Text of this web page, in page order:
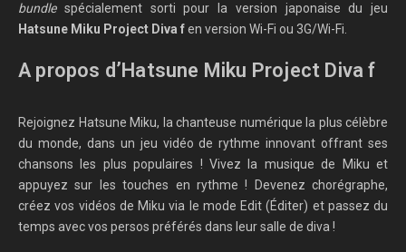
bundlespécialement sorti pour la version japonaise du jeu
Hatsune Miku Project Diva fen version Wi-Fi ou 3G/Wi-Fi.
A propos d’Hatsune Miku Project Diva f
Rejoignez Hatsune Miku, la chanteuse numérique la plus célèbre
du monde, dans un jeu vidéo de rythme innovant offrant ses
chansons les plus populaires ! Vivez la musique de Miku et
appuyez sur les touches en rythme ! Devenez chorégraphe,
créez vos vidéos de Miku via le mode Edit (Éditer) et passez du
temps avec vos persos préférés dans leur salle de diva !